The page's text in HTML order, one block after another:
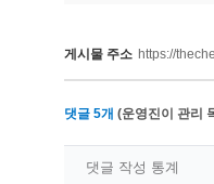
게시물 주소 https://
댓글 5개 (운영진이 관리
댓글 작성 통계